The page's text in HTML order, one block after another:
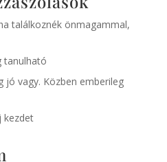
találkoznék önmagammal,
tanulható
jó vagy. Közben emberileg
kezdet